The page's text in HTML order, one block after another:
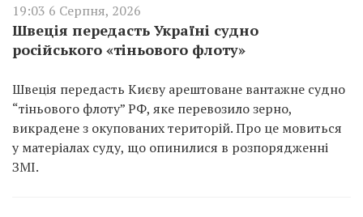
19:03 6 Серпня, 2026
Швеція передасть Україні судно
російського «тіньового флоту»
Швеція передасть Києву арештоване вантажне судно
“тіньового флоту” РФ, яке перевозило зерно,
викрадене з окупованих територій. Про це мовиться
у матеріалах суду, що опинилися в розпорядженні
ЗМІ.